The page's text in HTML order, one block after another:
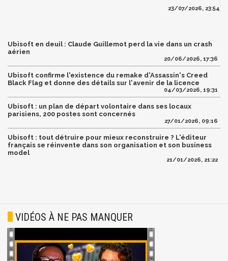
23/07/2026, 23:54
Ubisoft en deuil : Claude Guillemot perd la vie dans un crash
aérien
20/06/2026, 17:36
Ubisoft confirme l'existence du remake d'Assassin's Creed
Black Flag et donne des détails sur l'avenir de la licence
04/03/2026, 19:31
Ubisoft : un plan de départ volontaire dans ses locaux
parisiens, 200 postes sont concernés
27/01/2026, 09:16
Ubisoft : tout détruire pour mieux reconstruire ? L'éditeur
français se réinvente dans son organisation et son business
model
21/01/2026, 21:22
VIDÉOS À NE PAS MANQUER